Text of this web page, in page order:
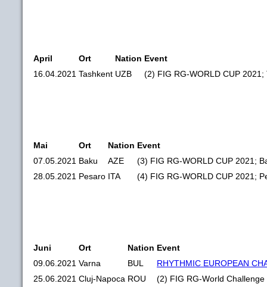
April Ort Nation Event
16.04.2021 Tashkent UZB (2) FIG RG-WORLD CUP 2021;
Mai Ort Nation Event
07.05.2021 Baku AZE
(3) FIG RG-WORLD CUP 2021;
28.05.2021 Pesaro ITA (4) FIG RG-WORLD CUP 2021;
Juni Ort Nation Event
09.06.2021 Varna BUL
RHYTHMIC EUROPEAN
25.06.2021 Cluj-Napoca ROU (2) FIG RG-World